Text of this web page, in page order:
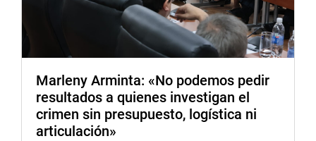
Marleny Arminta: «No podemos pedir
resultados a quienes investigan el
crimen sin presupuesto, logística ni
articulación»